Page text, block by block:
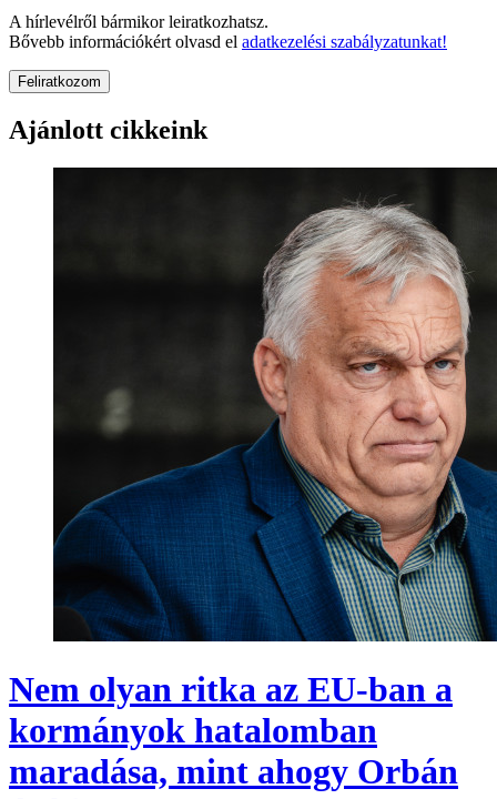
A hírlevélről bármikor leiratkozhatsz.
Bővebb információkért olvasd el adatkezelési szabályzatunkat!
Feliratkozom
Ajánlott cikkeink
Nem olyan ritka az EU-ban a
kormányok hatalomban
maradása, mint ahogy Orbán